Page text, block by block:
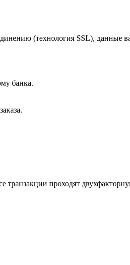
(технология SSL), данные
банка.
транзакции проходят